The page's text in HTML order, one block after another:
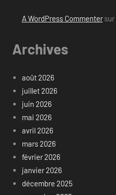
A WordPress Commentersur
Archives
août 2026
juillet 2026
juin 2026
mai 2026
avril 2026
mars 2026
février 2026
janvier 2026
décembre 2025